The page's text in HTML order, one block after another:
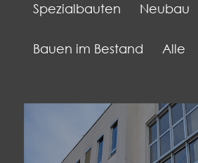
Spezialbauten Neubau
Bauen im Bestand Alle